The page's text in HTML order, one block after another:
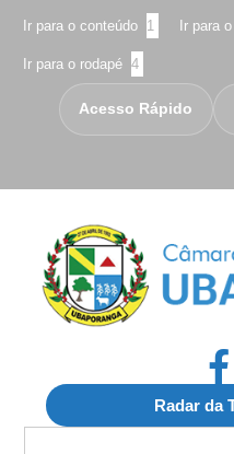
Ir para o conteúdo 1 Ir para
Ir para o rodapé 4
Acesso Rápido
Radar da